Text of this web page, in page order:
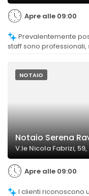
Apre alle 09:00
staff sono
NOTAIO
Notaio Serena
V.le Nicola Fabrizi,
Apre alle 09:00